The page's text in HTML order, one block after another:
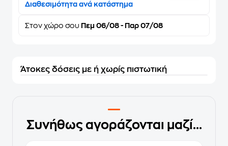
Διαθεσιμότητα ανά κατάστημα
Στον χώρο σου Πεμ 06/08 - Παρ 07/08
Άτοκες δόσεις με ή χωρίς πιστωτική
Συνήθως αγοράζονται μαζί...